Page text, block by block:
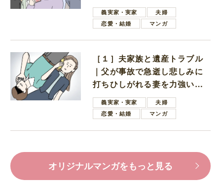
母義実家・実家
夫婦
恋愛・結婚
マンガ
［１］夫家族と遺産トラブル
｜父が事故で急逝し悲しみに
打ちひしがれる妻を力強い言
葉で励ます夫
義実家・実家
夫婦
恋愛・結婚
マンガ
オリジナルマンガをもっと見る